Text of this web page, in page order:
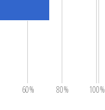
60% 80% 100%